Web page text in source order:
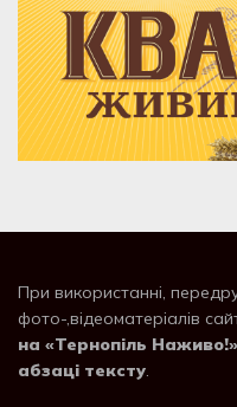
При використанні,
фото-,відеоматеріалів
на «Тернопіль
абзаці тексту.